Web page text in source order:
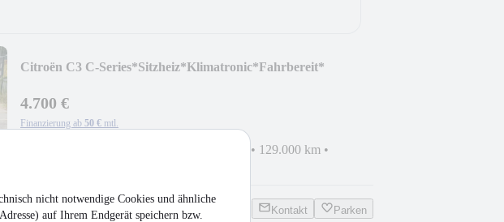
nicht notwendige Cookies und ähnliche
auf Ihrem Endgerät speichern bzw.
Citroën C3 C-Series*Sitzheiz*Klimatronic*Fahrbereit*
4.700 €
Finanzierung ab 50 € mtl.
• 129.000 km •
Kontakt Parken